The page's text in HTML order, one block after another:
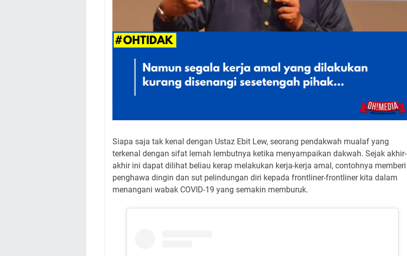
Siapa saja tak kenal dengan Ustaz Ebit Lew, seorang pendakwah mualaf yang
terkenal dengan sifat lemah lembutnya ketika menyampaikan dakwah. Sejak akhir-
akhir ini dapat dilihat beliau kerap melakukan kerja-kerja amal, contohnya memberi
penghawa dingin dan sut pelindungan diri kepada frontliner-frontliner kita dalam
menangani wabak COVID-19 yang semakin memburuk.